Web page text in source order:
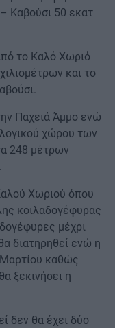
Καβούσι 50 εκατ
το Καλό Χωριό
και το
Παχειά Άμμο ενώ
χώρου των
248 μέτρων
Χωριού όπου
κοιλαδογέφυρας
μέχρι
διατηρηθεί ενώ η
Μαρτίου καθώς
ξεκινήσει η
δεν θα έχει δύο